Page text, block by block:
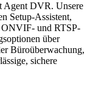
Agent DVR. Unsere
Setup-Assistent,
ONVIF- und RTSP-
über
Büroüberwachung,
sichere